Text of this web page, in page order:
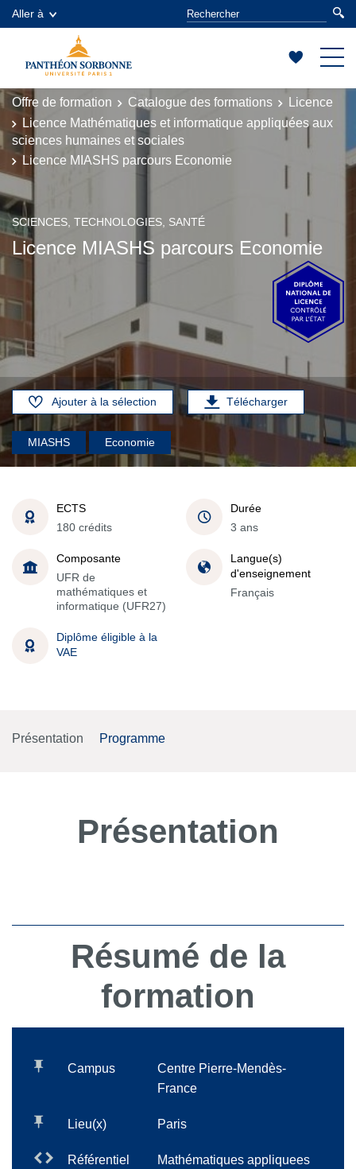
Aller à
Offre de formation Catalogue des formations
Licence
Licence Mathématiques et informatique appliquées aux
sciences humaines et sociales
Licence MIASHS parcours Economie
SCIENCES, TECHNOLOGIES, SANTÉ
Licence MIASHS parcours Economie
Ajouter à la sélection Télécharger
MIASHS Economie
ECTS
180 crédits
Durée
3 ans
Composante
UFR de
mathématiques et
informatique (UFR27)
Langue(s)
d'enseignement
Français
Diplôme éligible à la
VAE
Présentation Programme
Présentation
Résumé de la
formation
Campus
Centre Pierre-Mendès-
France
Lieu(x) Paris
Référentiel
Mathématiques appliquees